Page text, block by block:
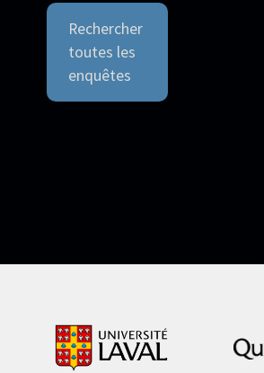
Rechercher
toutes les
enquêtes